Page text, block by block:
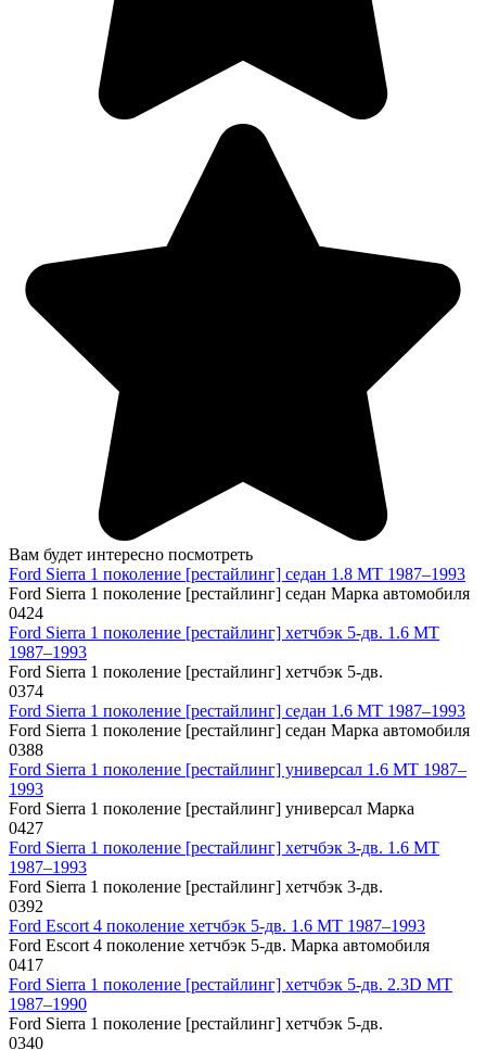
Вам будет интересно посмотреть
Ford Sierra 1 поколение [рестайлинг] седан 1.8 MT 1987–1993
Ford Sierra 1 поколение [рестайлинг] седан Марка автомобиля
0424
Ford Sierra 1 поколение [рестайлинг] хетчбэк 5-дв. 1.6 MT
1987–1993
Ford Sierra 1 поколение [рестайлинг] хетчбэк 5-дв.
0374
Ford Sierra 1 поколение [рестайлинг] седан 1.6 MT 1987–1993
Ford Sierra 1 поколение [рестайлинг] седан Марка автомобиля
0388
Ford Sierra 1 поколение [рестайлинг] универсал 1.6 MT 1987–
1993
Ford Sierra 1 поколение [рестайлинг] универсал Марка
0427
Ford Sierra 1 поколение [рестайлинг] хетчбэк 3-дв. 1.6 MT
1987–1993
Ford Sierra 1 поколение [рестайлинг] хетчбэк 3-дв.
0392
Ford Escort 4 поколение хетчбэк 5-дв. 1.6 MT 1987–1993
Ford Escort 4 поколение хетчбэк 5-дв. Марка автомобиля
0417
Ford Sierra 1 поколение [рестайлинг] хетчбэк 5-дв. 2.3D MT
1987–1990
Ford Sierra 1 поколение [рестайлинг] хетчбэк 5-дв.
0340